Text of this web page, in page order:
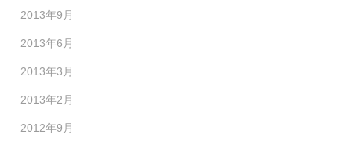
2013年9月
2013年6月
2013年3月
2013年2月
2012年9月